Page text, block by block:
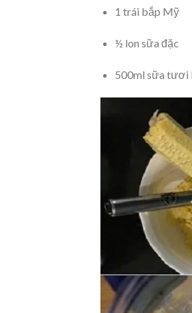
1 trái bắp Mỹ
½ lon sữa đặc
500ml sữa tươi